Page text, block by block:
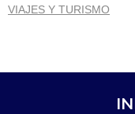
VIAJES Y TURISMO